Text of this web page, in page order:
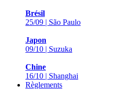
Brésil
25/09 | São Paulo
Japon
09/10 | Suzuka
Chine
16/10 | Shanghai
Règlements